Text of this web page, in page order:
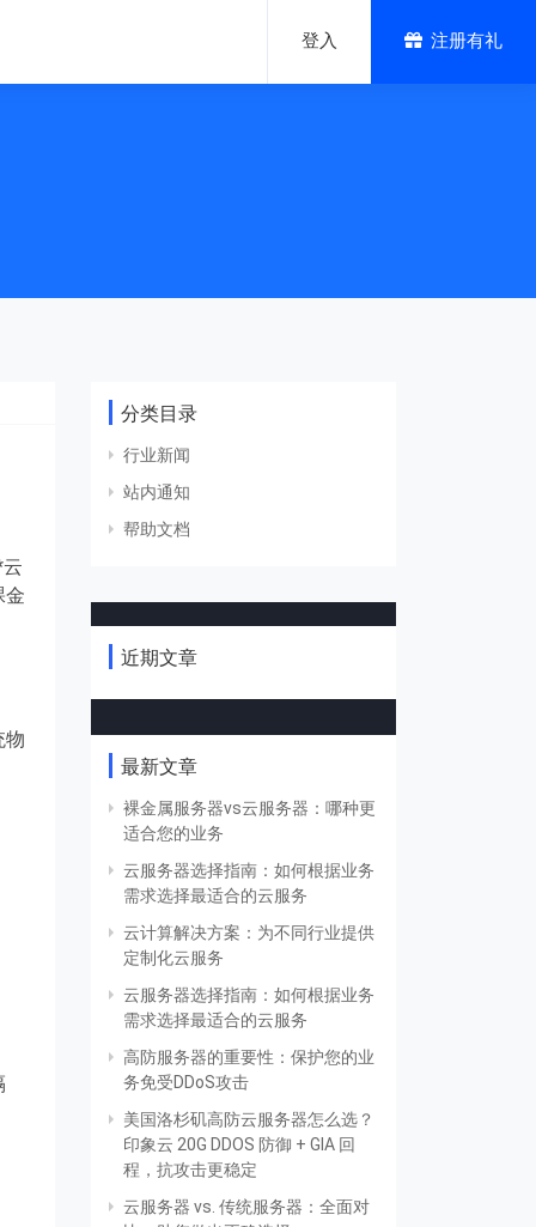
登入 注册有礼
金
物
分类目录
行业新闻
站内通知
帮助文档
近期文章
最新文章
裸金属服务器vs云服务器：哪种更
适合您的业务
云服务器选择指南：如何根据业务
需求选择最适合的云服务
云计算解决方案：为不同行业提供
定制化云服务
云服务器选择指南：如何根据业务
需求选择最适合的云服务
高防服务器的重要性：保护您的业
务免受DDoS攻击
美国洛杉矶高防云服务器怎么选？
印象云 20G DDOS 防御 + GIA 回
程，抗攻击更稳定
云服务器 vs. 传统服务器：全面对